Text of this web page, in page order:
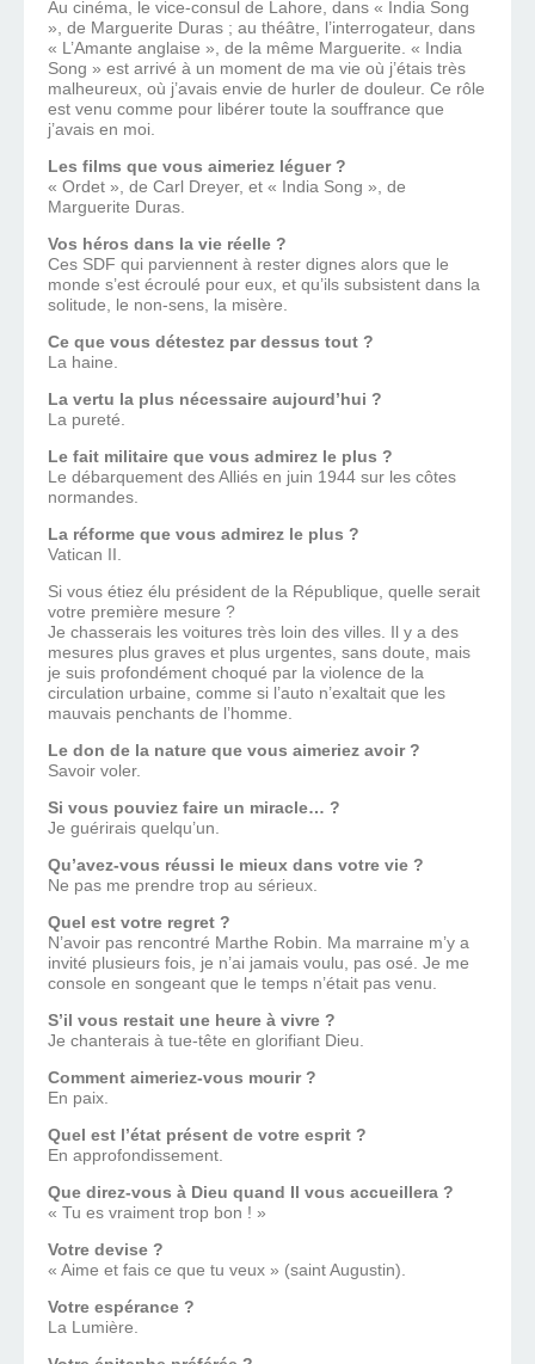
Au cinéma, le vice-consul de Lahore, dans « India Song
», de Marguerite Duras ; au théâtre, l’interrogateur, dans
« L’Amante anglaise », de la même Marguerite. « India
Song » est arrivé à un moment de ma vie où j’étais très
malheureux, où j’avais envie de hurler de douleur. Ce rôle
est venu comme pour libérer toute la souffrance que
j’avais en moi.
Les films que vous aimeriez léguer ?
« Ordet », de Carl Dreyer, et « India Song », de
Marguerite Duras.
Vos héros dans la vie réelle ?
Ces SDF qui parviennent à rester dignes alors que le
monde s’est écroulé pour eux, et qu’ils subsistent dans la
solitude, le non-sens, la misère.
Ce que vous détestez par dessus tout ?
La haine.
La vertu la plus nécessaire aujourd’hui ?
La pureté.
Le fait militaire que vous admirez le plus ?
Le débarquement des Alliés en juin 1944 sur les côtes
normandes.
La réforme que vous admirez le plus ?
Vatican II.
Si vous étiez élu président de la République, quelle serait
votre première mesure ?
Je chasserais les voitures très loin des villes. Il y a des
mesures plus graves et plus urgentes, sans doute, mais
je suis profondément choqué par la violence de la
circulation urbaine, comme si l’auto n’exaltait que les
mauvais penchants de l’homme.
Le don de la nature que vous aimeriez avoir ?
Savoir voler.
Si vous pouviez faire un miracle… ?
Je guérirais quelqu’un.
Qu’avez-vous réussi le mieux dans votre vie ?
Ne pas me prendre trop au sérieux.
Quel est votre regret ?
N’avoir pas rencontré Marthe Robin. Ma marraine m’y a
invité plusieurs fois, je n’ai jamais voulu, pas osé. Je me
console en songeant que le temps n’était pas venu.
S’il vous restait une heure à vivre ?
Je chanterais à tue-tête en glorifiant Dieu.
Comment aimeriez-vous mourir ?
En paix.
Quel est l’état présent de votre esprit ?
En approfondissement.
Que direz-vous à Dieu quand Il vous accueillera ?
« Tu es vraiment trop bon ! »
Votre devise ?
« Aime et fais ce que tu veux » (saint Augustin).
Votre espérance ?
La Lumière.